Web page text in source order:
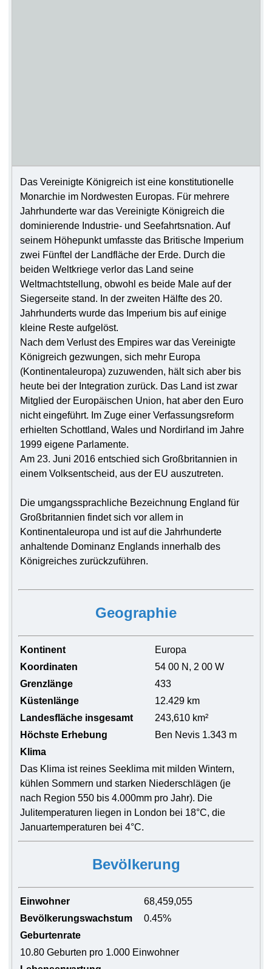
Das Vereinigte Königreich ist eine konstitutionelle
Monarchie im Nordwesten Europas. Für mehrere
Jahrhunderte war das Vereinigte Königreich die
dominierende Industrie- und Seefahrtsnation. Auf
seinem Höhepunkt umfasste das Britische Imperium
zwei Fünftel der Landfläche der Erde. Durch die
beiden Weltkriege verlor das Land seine
Weltmachtstellung, obwohl es beide Male auf der
Siegerseite stand. In der zweiten Hälfte des 20.
Jahrhunderts wurde das Imperium bis auf einige
kleine Reste aufgelöst.
Nach dem Verlust des Empires war das Vereinigte
Königreich gezwungen, sich mehr Europa
(Kontinentaleuropa) zuzuwenden, hält sich aber bis
heute bei der Integration zurück. Das Land ist zwar
Mitglied der Europäischen Union, hat aber den Euro
nicht eingeführt. Im Zuge einer Verfassungsreform
erhielten Schottland, Wales und Nordirland im Jahre
1999 eigene Parlamente.
Am 23. Juni 2016 entschied sich Großbritannien in
einem Volksentscheid, aus der EU auszutreten.
Die umgangssprachliche Bezeichnung England für
Großbritannien findet sich vor allem in
Kontinentaleuropa und ist auf die Jahrhunderte
anhaltende Dominanz Englands innerhalb des
Königreiches zurückzuführen.
Geographie
Kontinent
Europa
Koordinaten
54 00 N, 2 00 W
Grenzlänge
433
Küstenlänge
12.429 km
Landesfläche insgesamt
243,610 km²
Höchste Erhebung
Ben Nevis 1.343 m
Klima
Das Klima ist reines Seeklima mit milden Wintern,
kühlen Sommern und starken Niederschlägen (je
nach Region 550 bis 4.000mm pro Jahr). Die
Julitemperaturen liegen in London bei 18°C, die
Januartemperaturen bei 4°C.
Bevölkerung
Einwohner
68,459,055
Bevölkerungswachstum
0.45%
Geburtenrate
10.80 Geburten pro 1.000 Einwohner